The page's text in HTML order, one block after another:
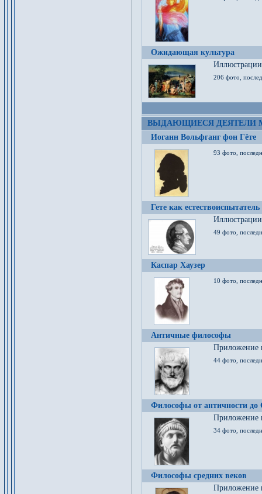
Ожидающая культура
206 фото,
ВЫДАЮЩИЕСЯ ДЕЯТЕЛИ
Иоганн Вольфганг фон Гёте
93 фото,
Гете как естествоиспытатель
49 фото,
Каспар Хаузер
10 фото,
Античные философы
Приложение
44 фото,
Философы от античности до
Приложение
34 фото,
Философы средних веков
Приложение